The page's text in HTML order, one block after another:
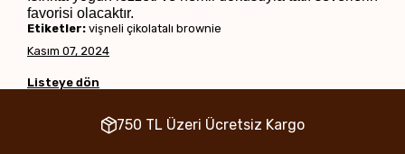
favorisi olacaktır.
Etiketler: vişneli çikolatalı brownie
Kasım 07, 2024
Listeye dön
750 TL Üzeri Ücretsiz Kargo